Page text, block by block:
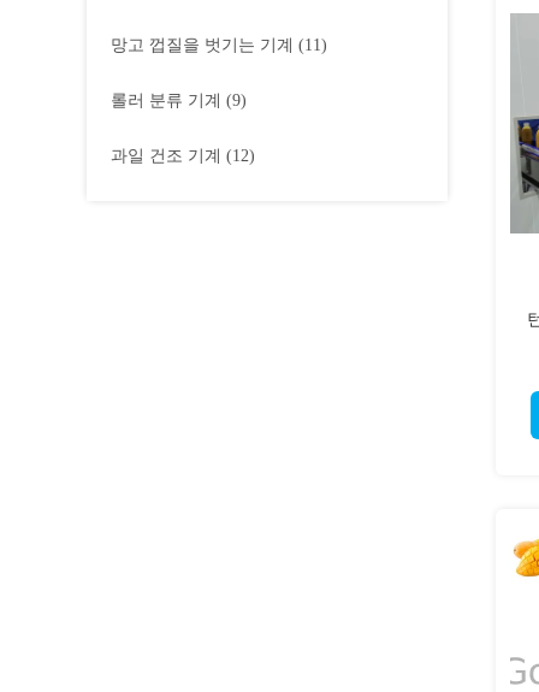
망고 껍질을 벗기는 기계 (11)
롤러 분류 기계 (9)
과일 건조 기계 (12)